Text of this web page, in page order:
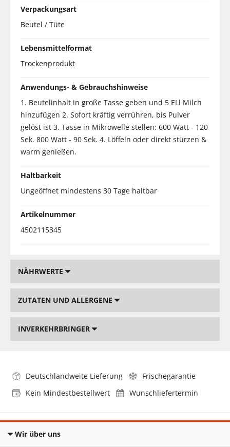
Verpackungsart
Beutel / Tüte
Lebensmittelformat
Trockenprodukt
Anwendungs- & Gebrauchshinweise
1. Beutelinhalt in große Tasse geben und 5 ELl Milch
hinzufügen 2. Sofort kräftig verrühren, bis Pulver
gelöst ist 3. Tasse in Mikrowelle stellen: 600 Watt - 120
Sek. 800 Watt - 90 Sek. 4. Löffeln oder direkt stürzen &
warm genießen.
Haltbarkeit
Ungeöffnet mindestens 30 Tage haltbar
Artikelnummer
4502115345
NÄHRWERTE
ZUTATEN UND ALLERGENE
INVERKEHRBRINGER
Deutschlandweite Lieferung
Frischegarantie
Kein Mindestbestellwert
Wunschliefertermin
Wir über uns